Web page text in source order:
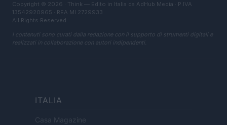
Copyright © 2026 · Think — Edito in Italia da AdHub Media · P.IVA
13542920965 · REA MI 2729933
All Rights Reserved
I contenuti sono curati dalla redazione con il supporto di strumenti digitali e
realizzati in collaborazione con autori indipendenti.
ITALIA
Casa Magazine